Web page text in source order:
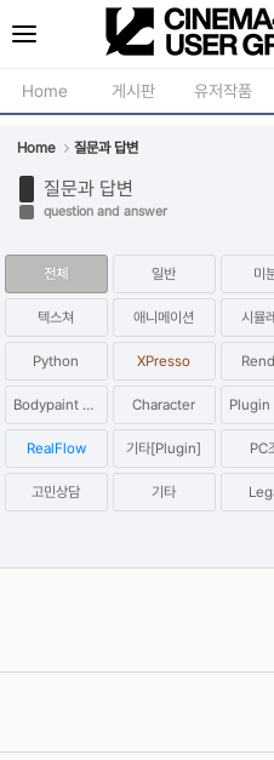
Home 게시판
공지사항
새소식
자유게시판
사진첩
구인 / 홍보 / 프로젝트 의뢰
유저그룹방송
유저그룹세미나
유저작품
Home 질문과 답변
질문과 답변
question and answer
전체 일반 미
텍스쳐 애니메이션 시뮬
Python XPresso
Bodypaint 3D Character
RealFlow 기타[Plugin] PC
고민상담 기타
Sketchbook5,
Sketchbook5,